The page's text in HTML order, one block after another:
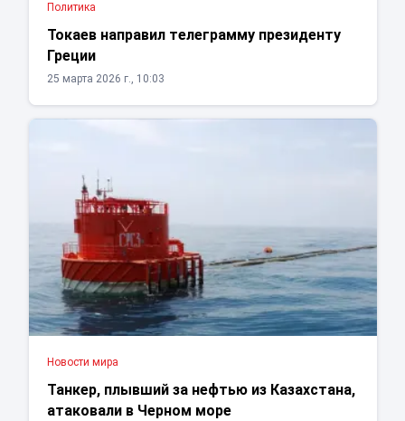
Политика
Токаев направил телеграмму президенту
Греции
25 марта 2026 г., 10:03
Новости мира
Танкер, плывший за нефтью из Казахстана,
атаковали в Черном море